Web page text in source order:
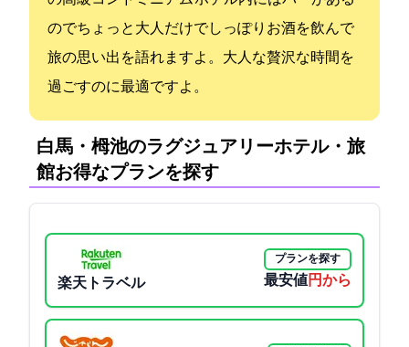
のでちょっと大人だけでしっぽりお酒を飲んで
旅の思い出を語れますよ。大人な贅沢な時間を
過ごすのに最適ですよ。
白馬・栂池のラグジュアリーホテル・旅
館:お得なプランを探す
楽天トラベル
プランを探す
最安値10200円から